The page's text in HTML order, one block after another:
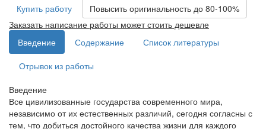
Купить работу
Повысить оригинальность до 80-100%
Заказать написание работы может стоить дешевле
Введение
Содержание
Список литературы
Отрывок из работы
Введение
Все цивилизованные государства современного мира,
независимо от их естественных различий, сегодня согласны с
тем, что добиться достойного качества жизни для каждого